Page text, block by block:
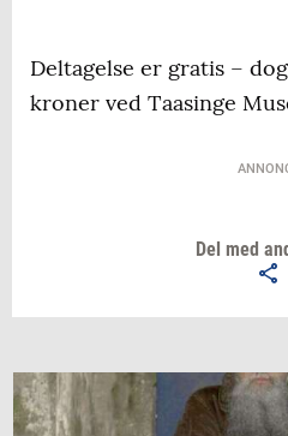
Deltagelse er gratis –
kroner ved Taasinge
Del med